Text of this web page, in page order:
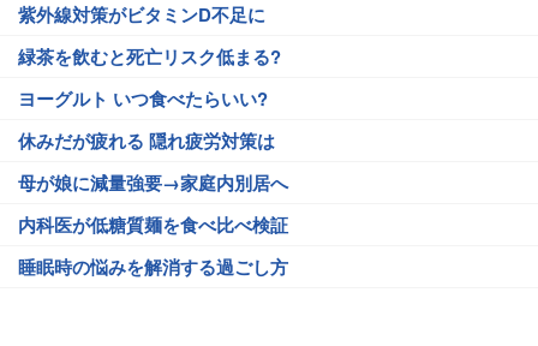
紫外線対策がビタミンD不足に
緑茶を飲むと死亡リスク低まる?
ヨーグルト いつ食べたらいい?
休みだが疲れる 隠れ疲労対策は
母が娘に減量強要→家庭内別居へ
内科医が低糖質麺を食べ比べ検証
睡眠時の悩みを解消する過ごし方